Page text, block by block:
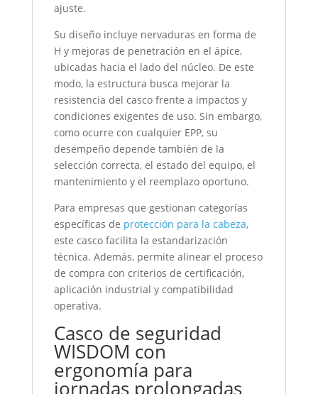
ajuste.
Su diseño incluye nervaduras en forma de
H y mejoras de penetración en el ápice,
ubicadas hacia el lado del núcleo. De este
modo, la estructura busca mejorar la
resistencia del casco frente a impactos y
condiciones exigentes de uso. Sin embargo,
como ocurre con cualquier EPP, su
desempeño depende también de la
selección correcta, el estado del equipo, el
mantenimiento y el reemplazo oportuno.
Para empresas que gestionan categorías
específicas de protección para la cabeza,
este casco facilita la estandarización
técnica. Además, permite alinear el proceso
de compra con criterios de certificación,
aplicación industrial y compatibilidad
operativa.
Casco de seguridad
WISDOM con
ergonomía para
jornadas prolongadas